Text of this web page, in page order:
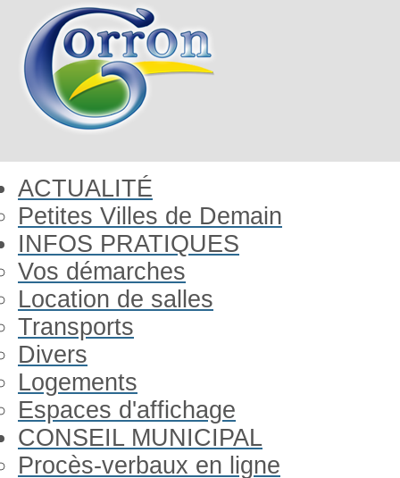
ACTUALITÉ
Petites Villes de Demain
INFOS PRATIQUES
Vos démarches
Location de salles
Transports
Divers
Logements
Espaces d'affichage
CONSEIL MUNICIPAL
Procès-verbaux en ligne